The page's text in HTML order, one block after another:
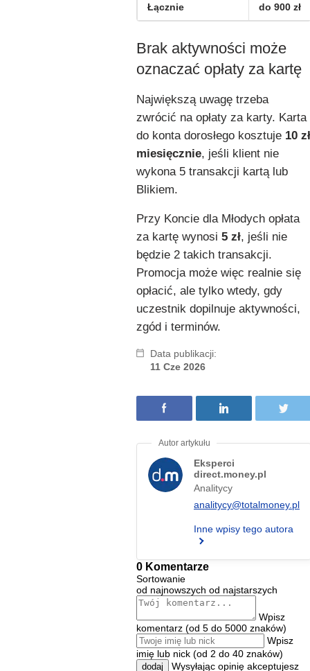
Łącznie do 900 zł
Brak aktywności może
oznaczać opłaty za kartę
Największą uwagę trzeba
zwrócić na opłaty za karty. Karta
do konta dorosłego kosztuje 10 zł
miesięcznie, jeśli klient nie
wykona 5 transakcji kartą lub
Blikiem.
Przy Koncie dla Młodych opłata
za kartę wynosi 5 zł, jeśli nie
będzie 2 takich transakcji.
Promocja może więc realnie się
opłacić, ale tylko wtedy, gdy
uczestnik dopilnuje aktywności,
zgód i terminów.
Data publikacji:
11 Cze 2026
Eksperci
direct.money.pl
Analitycy
analitycy@totalmoney.pl
Inne wpisy tego autora
0 Komentarze
Sortowanie
od najnowszych od najstarszych
Wpisz
komentarz (od 5 do 5000 znaków)
Wpisz
imię lub nick (od 2 do 40 znaków)
dodaj
Wysyłając opinię akceptujesz